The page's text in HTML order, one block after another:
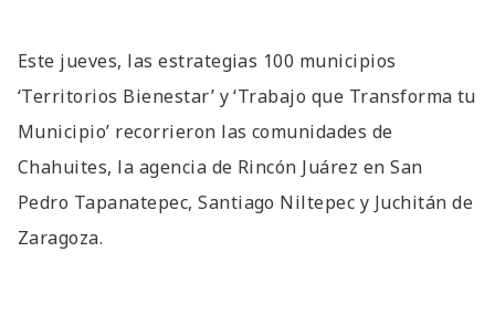
Este jueves, las estrategias 100 municipios
‘Territorios Bienestar’ y ‘Trabajo que Transforma tu
Municipio’ recorrieron las comunidades de
Chahuites, la agencia de Rincón Juárez en San
Pedro Tapanatepec, Santiago Niltepec y Juchitán de
Zaragoza.